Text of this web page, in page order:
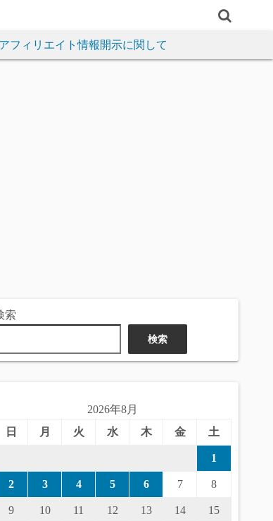
フィリエイト情報開示に関して
索
検索
2026年8月
日
月 火 水 木 金 土
1
2 3 4 5 6 7 8
9 10 11 12 13 14 15